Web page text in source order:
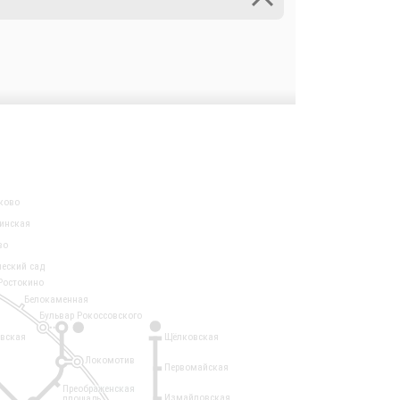
1
Локомотив
сад
Белокаменная
Щёлковская
Первомайская
Измайловская
Бульвар Рокоссовского
Преображенская